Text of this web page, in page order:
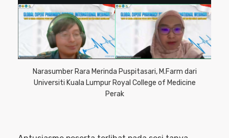
Narasumber Rara Merinda Puspitasari, M.Farm dari
Universiti Kuala Lumpur Royal College of Medicine
Perak